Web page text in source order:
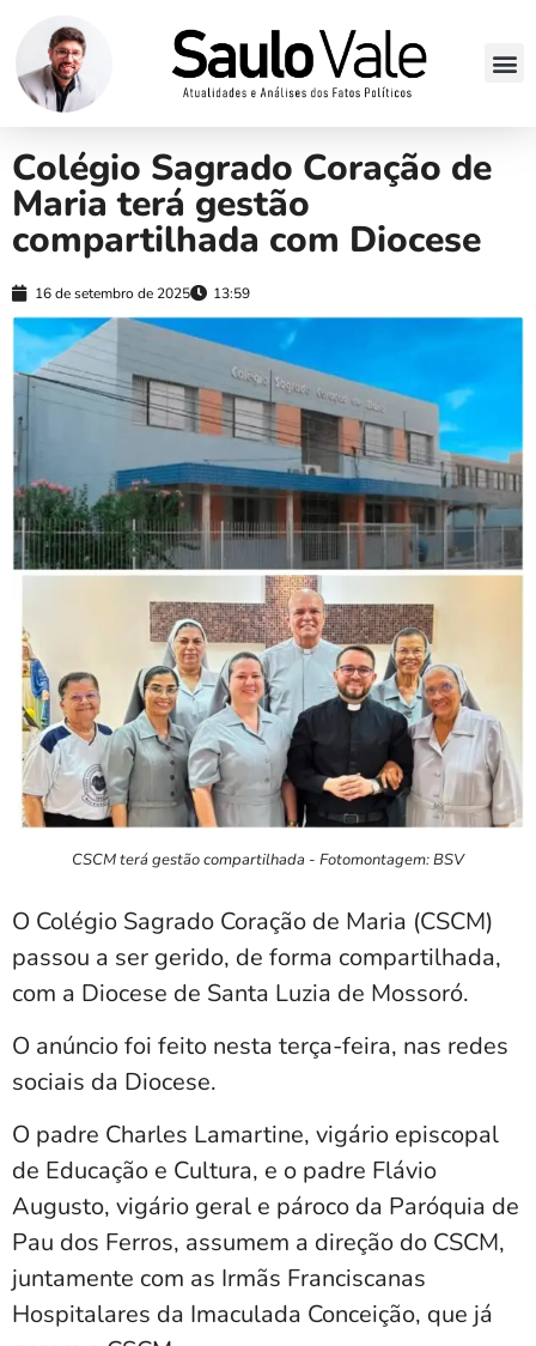
Colégio Sagrado Coração de
Maria terá gestão
compartilhada com Diocese
16 de setembro de 2025 13:59
CSCM terá gestão compartilhada - Fotomontagem: BSV
O Colégio Sagrado Coração de Maria (CSCM)
passou a ser gerido, de forma compartilhada,
com a Diocese de Santa Luzia de Mossoró.
O anúncio foi feito nesta terça-feira, nas redes
sociais da Diocese.
O padre Charles Lamartine, vigário episcopal
de Educação e Cultura, e o padre Flávio
Augusto, vigário geral e pároco da Paróquia de
Pau dos Ferros, assumem a direção do CSCM,
juntamente com as Irmãs Franciscanas
Hospitalares da Imaculada Conceição, que já